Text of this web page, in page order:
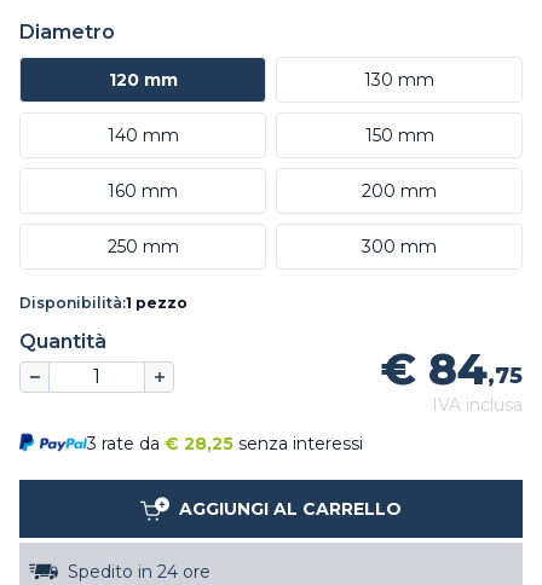
Diametro
120 mm 130 mm
140 mm 150 mm
160 mm 200 mm
250 mm 300 mm
Disponibilità:1 pezzo
Quantità
€ 84,75
IVA inclusa
3 rate da € 28,25 senza interessi
AGGIUNGI AL CARRELLO
Spedito in 24 ore